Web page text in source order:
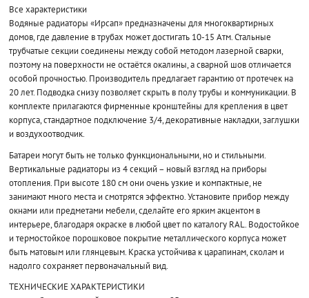
Все характеристики
Водяные радиаторы «Ирсап» предназначены для многоквартирных
домов, где давление в трубах может достигать 10-15 Атм. Стальные
трубчатые секции соединены между собой методом лазерной сварки,
поэтому на поверхности не остаётся окалины, а сварной шов отличается
особой прочностью. Производитель предлагает гарантию от протечек на
20 лет. Подводка снизу позволяет скрыть в полу трубы и коммуникации. В
комплекте прилагаются фирменные кронштейны для крепления в цвет
корпуса, стандартное подключение 3/4, декоративные накладки, заглушки
и воздухоотводчик.
Батареи могут быть не только функциональными, но и стильными.
Вертикальные радиаторы из 4 секций – новый взгляд на приборы
отопления. При высоте 180 см они очень узкие и компактные, не
занимают много места и смотрятся эффектно. Установите прибор между
окнами или предметами мебели, сделайте его ярким акцентом в
интерьере, благодаря окраске в любой цвет по каталогу RAL. Водостойкое
и термостойкое порошковое покрытие металлического корпуса может
быть матовым или глянцевым. Краска устойчива к царапинам, сколам и
надолго сохраняет первоначальный вид.
ТЕХНИЧЕСКИЕ ХАРАКТЕРИСТИКИ